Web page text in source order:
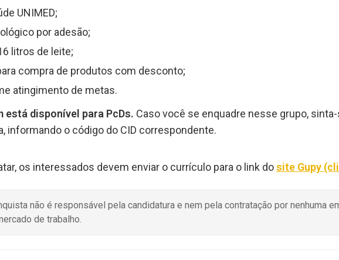
UNIMED;
por adesão;
litros de leite;
compra de produtos com desconto;
atingimento de metas.
está disponível para PcDs. Caso você se enquadre nesse grupo,
informando o código do CID correspondente.
os interessados devem enviar o currículo para o link dosite Gupy
não é responsável pela candidatura e nem pela contratação por nenhuma
de trabalho.